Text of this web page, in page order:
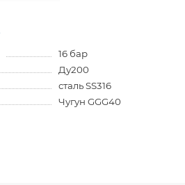
16 бар
Ду200
сталь SS316
Чугун GGG40